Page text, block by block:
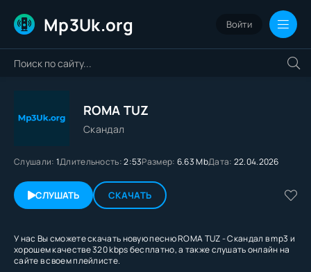
Mp3Uk.org Войти
ROMA TUZ
Скандал
Слушали: 1Длительность:2:53Размер: 6.63 MbДата: 22.04.2026
СЛУШАТЬ СКАЧАТЬ
У нас Вы сможете скачать новую песню ROMA TUZ - Скандал в mp3 и
хорошем качестве 320 kbps бесплатно, а также слушать онлайн на
сайте в своем плейлисте.